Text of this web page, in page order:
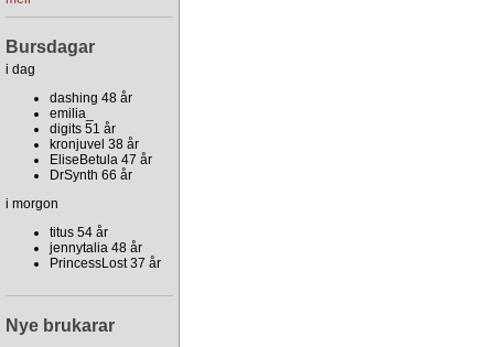
Bursdagar
i dag
dashing 48 år
emilia_
digits 51 år
kronjuvel 38 år
EliseBetula 47 år
DrSynth 66 år
i morgon
titus 54 år
jennytalia 48 år
PrincessLost 37 år
Nye brukarar